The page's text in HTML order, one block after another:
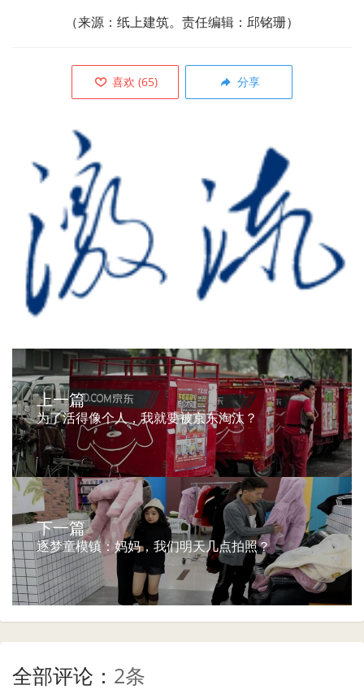
（来源：纸上建筑。责任编辑：邱铭珊）
喜欢 (65) 分享
上一篇
为了活得像个人，我就要被京东淘汰？
下一篇
逐梦童模镇：妈妈，我们明天几点拍照？
全部评论： 2条